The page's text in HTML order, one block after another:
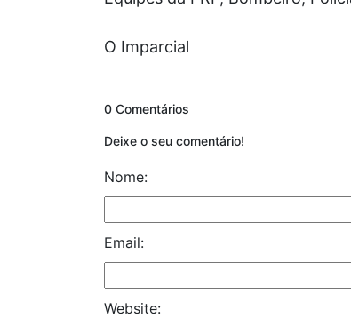
O Imparcial
0 Comentários
Deixe o seu comentário!
Nome:
Email:
Website: